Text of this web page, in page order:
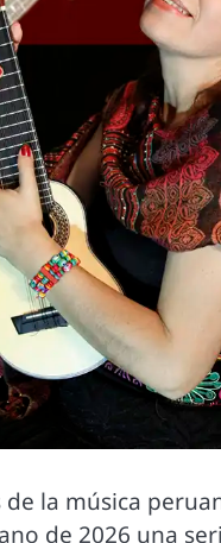
la música
de 2026 una